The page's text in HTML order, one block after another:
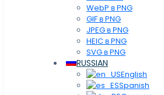
WebP в PNG
GIF в PNG
JPEG в PNG
HEIC в PNG
SVG в PNG
RUSSIAN
English
Spanish